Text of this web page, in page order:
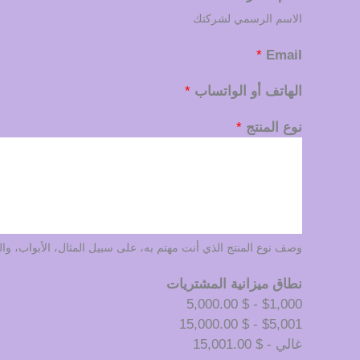
الاسم الرسمي لشركتك
Email
*
الهاتف أو الواتساب *
نوع المنتج *
وصف نوع المنتج الذي أنت مهتم به، على سبيل المثال، الأبواب،
نطاق ميزانية المشتريات
$1,000 - $ 5,000.00
$5,001 - $ 15,000.00
غالي - $ 15,001.00